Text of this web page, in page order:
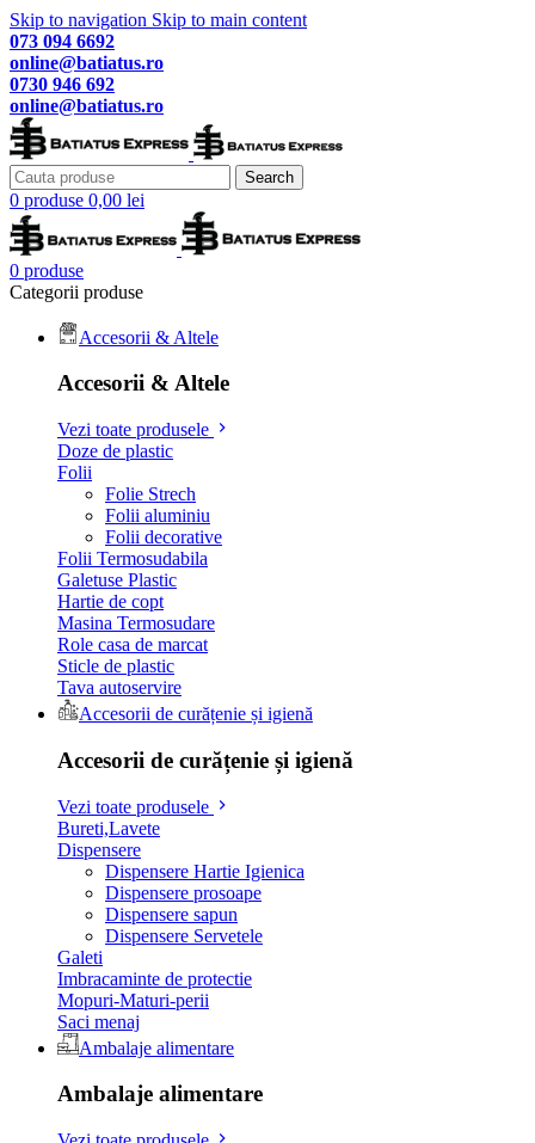
Skip to navigation Skip to main content
073 094 6692
online@batiatus.ro
0730 946 692
online@batiatus.ro
Search
0 produse 0,00 lei
0 produse
Categorii produse
Accesorii & Altele
Accesorii & Altele
Vezi toate produsele
Doze de plastic
Folii
Folie Strech
Folii aluminiu
Folii decorative
Folii Termosudabila
Galetuse Plastic
Hartie de copt
Masina Termosudare
Role casa de marcat
Sticle de plastic
Tava autoservire
Accesorii de curățenie și igienă
Accesorii de curățenie și igienă
Vezi toate produsele
Bureti,Lavete
Dispensere
Dispensere Hartie Igienica
Dispensere prosoape
Dispensere sapun
Dispensere Servetele
Galeti
Imbracaminte de protectie
Mopuri-Maturi-perii
Saci menaj
Ambalaje alimentare
Ambalaje alimentare